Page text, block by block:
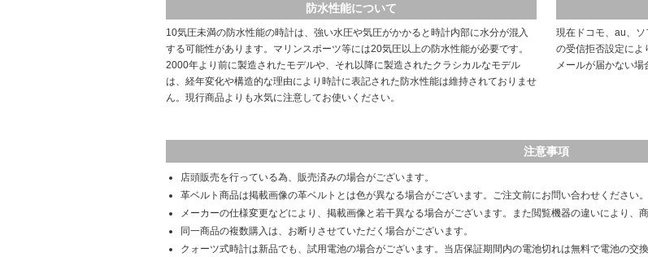
防水性能について
10気圧未満の防水性能の時計は、強い水圧や気圧がかかると時計内部に水分が混入
する可能性があります。マリンスポーツ等には20気圧以上の防水性能が必要です。
2000年より前に製造されたモデルや、それ以降に製造されたクラシカルなモデル
は、経年変化や構造的な理由により時計に表記された防水性能は維持されておりませ
ん。現行商品よりも水気に注意してお使いください。
現在ドコモ、au、
の受信拒否設定によ
メールが届かない場
注意事項
店頭販売を行っている為、販売済みの場合がございます。
革ベルト商品は掲載画像の革ベルトとは色が異なる場合がございます。ご注文前にお問い合わせください。
メーカーの仕様変更などにより、掲載画像と若干異なる場合がございます。また閲覧機器の違いにより、
同一商品の複数購入は、お断りさせていただく場合がございます。
クォーツ式時計は新品でも、試用電池の場合がございます。当店保証期間内の電池切れは無料で電池の交換